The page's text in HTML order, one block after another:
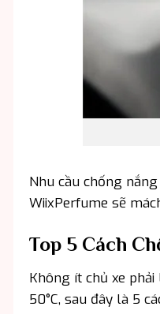
Nhu cầu chống
WiixPerfume sẽ
Top 5 Cách
Không ít chủ xe
50°C, sau đây là 5